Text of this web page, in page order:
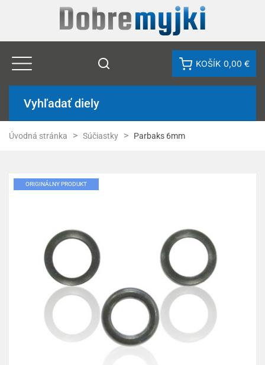
KOŠÍK 0,00 €
Vyhľadať diely
Úvodná stránka Súčiastky Parbaks 6mm
ORIGINÁLNY PRODUKT